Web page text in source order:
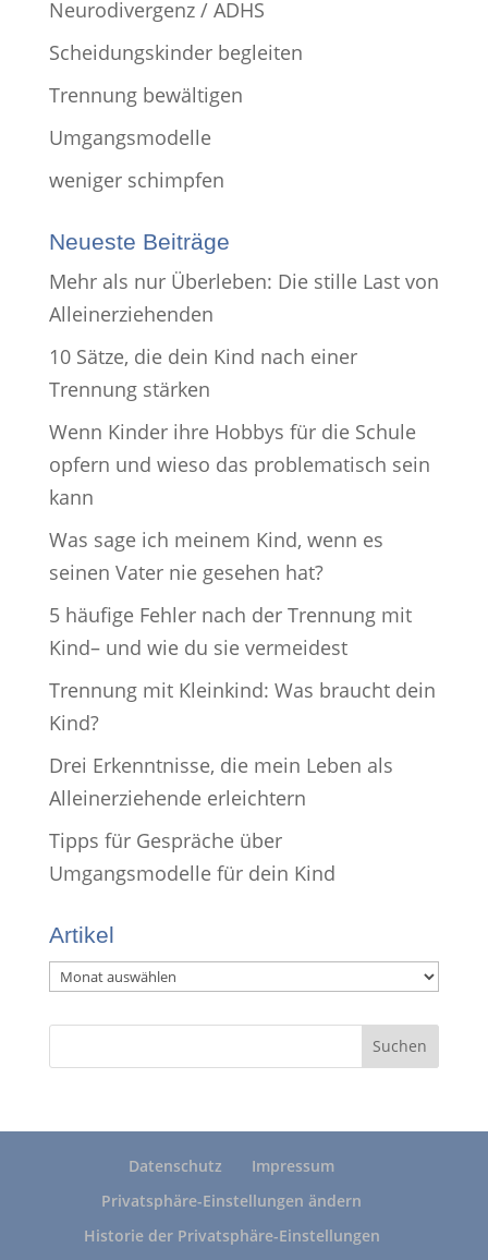
Neurodivergenz / ADHS
Scheidungskinder begleiten
Trennung bewältigen
Umgangsmodelle
weniger schimpfen
Neueste Beiträge
Mehr als nur Überleben: Die stille Last von
Alleinerziehenden
10 Sätze, die dein Kind nach einer
Trennung stärken
Wenn Kinder ihre Hobbys für die Schule
opfern und wieso das problematisch sein
kann
Was sage ich meinem Kind, wenn es
seinen Vater nie gesehen hat?
5 häufige Fehler nach der Trennung mit
Kind– und wie du sie vermeidest
Trennung mit Kleinkind: Was braucht dein
Kind?
Drei Erkenntnisse, die mein Leben als
Alleinerziehende erleichtern
Tipps für Gespräche über
Umgangsmodelle für dein Kind
Artikel
Artikel
Datenschutz
Impressum
Privatsphäre-Einstellungen ändern
Historie der Privatsphäre-Einstellungen